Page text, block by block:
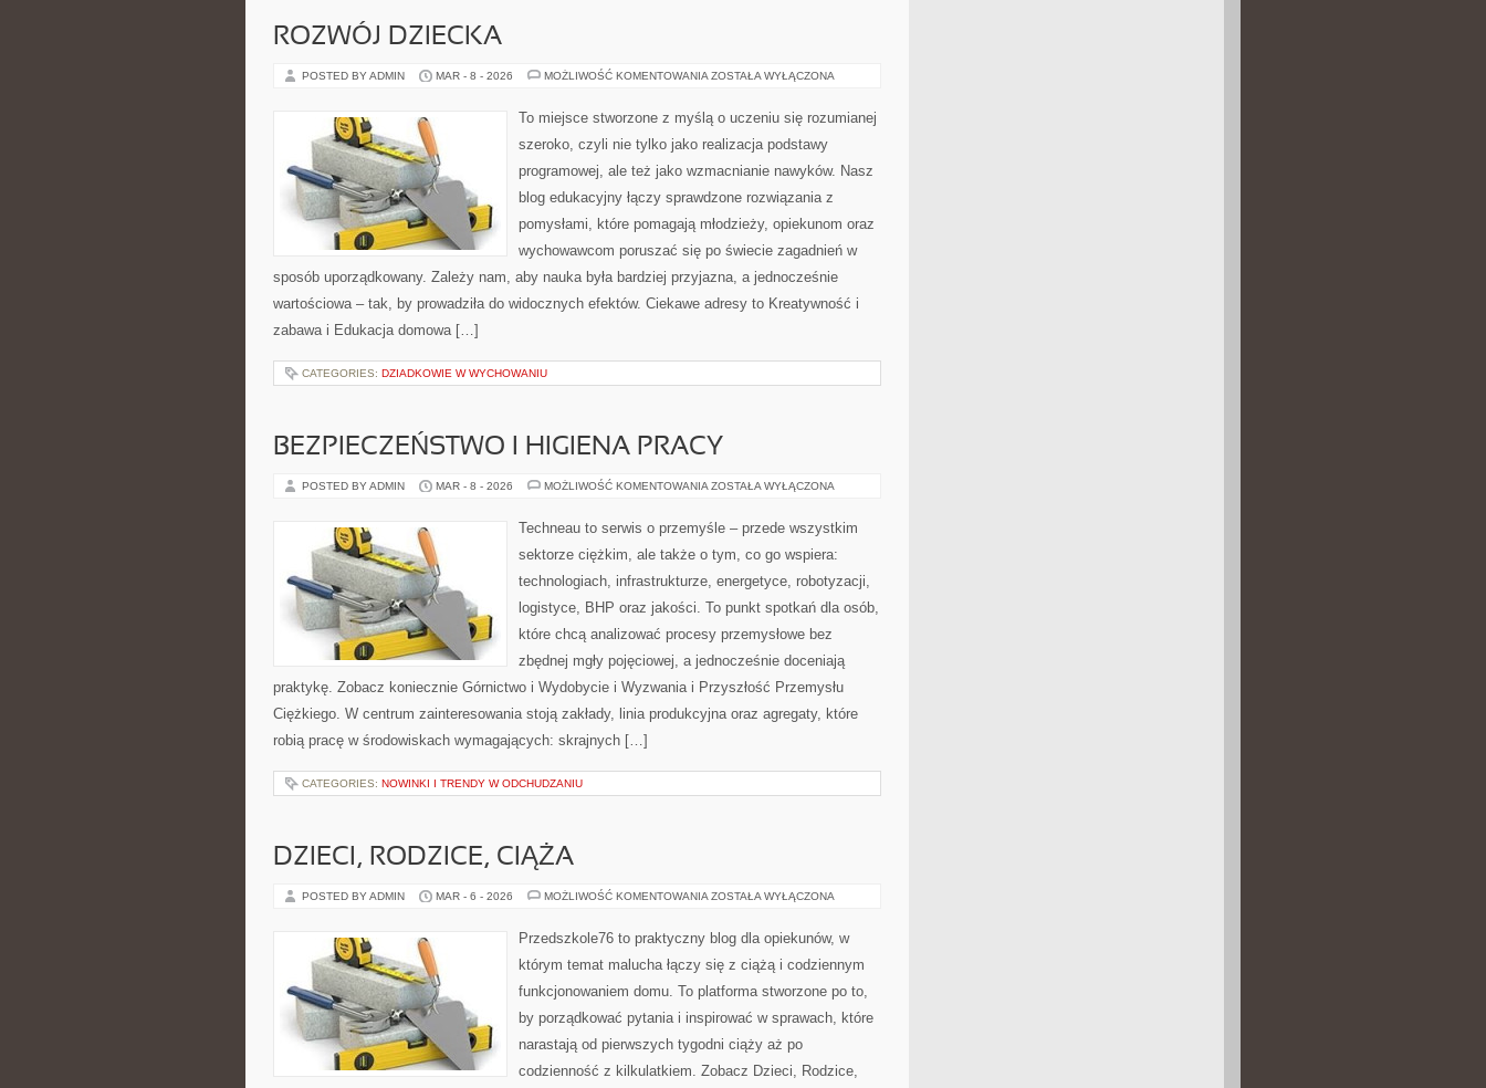
ROZWÓJ DZIECKA
POSTED BY ADMIN MAR - 8 - 2026 MOŻLIWOŚĆ KOMENTOWANIA ROZWÓJ
ZOSTAŁA WYŁĄCZONA
To miejsce stworzone z myślą o uczeniu się rozumianej
szeroko, czyli nie tylko jako realizacja podstawy
programowej, ale też jako wzmacnianie nawyków. Nasz
blog edukacyjny łączy sprawdzone rozwiązania z
pomysłami, które pomagają młodzieży, opiekunom oraz
wychowawcom poruszać się po świecie zagadnień w
sposób uporządkowany. Zależy nam, aby nauka była bardziej przyjazna, a jednocześnie
wartościowa – tak, by prowadziła do widocznych efektów. Ciekawe adresy to Kreatywność i
zabawa i Edukacja domowa […]
CATEGORIES: DZIADKOWIE W WYCHOWANIU
BEZPIECZEŃSTWO I HIGIENA PRACY
POSTED BY ADMIN MAR - 8 - 2026 MOŻLIWOŚĆ KOMENTOWANIA BEZPIECZEŃSTWO
PRACY
ZOSTAŁA WYŁĄCZONA
Techneau to serwis o przemyśle – przede wszystkim
sektorze ciężkim, ale także o tym, co go wspiera:
technologiach, infrastrukturze, energetyce, robotyzacji,
logistyce, BHP oraz jakości. To punkt spotkań dla osób,
które chcą analizować procesy przemysłowe bez
zbędnej mgły pojęciowej, a jednocześnie doceniają
praktykę. Zobacz koniecznie Górnictwo i Wydobycie i Wyzwania i Przyszłość Przemysłu
Ciężkiego. W centrum zainteresowania stoją zakłady, linia produkcyjna oraz agregaty, które
robią pracę w środowiskach wymagających: skrajnych […]
CATEGORIES: NOWINKI I TRENDY W ODCHUDZANIU
DZIECI, RODZICE, CIĄŻA
POSTED BY ADMIN MAR - 6 - 2026 MOŻLIWOŚĆ KOMENTOWANIA DZIECI,
ZOSTAŁA WYŁĄCZONA
Przedszkole76 to praktyczny blog dla opiekunów, w
którym temat malucha łączy się z ciążą i codziennym
funkcjonowaniem domu. To platforma stworzone po to,
by porządkować pytania i inspirować w sprawach, które
narastają od pierwszych tygodni ciąży aż po
codzienność z kilkulatkiem. Zobacz Dzieci, Rodzice,